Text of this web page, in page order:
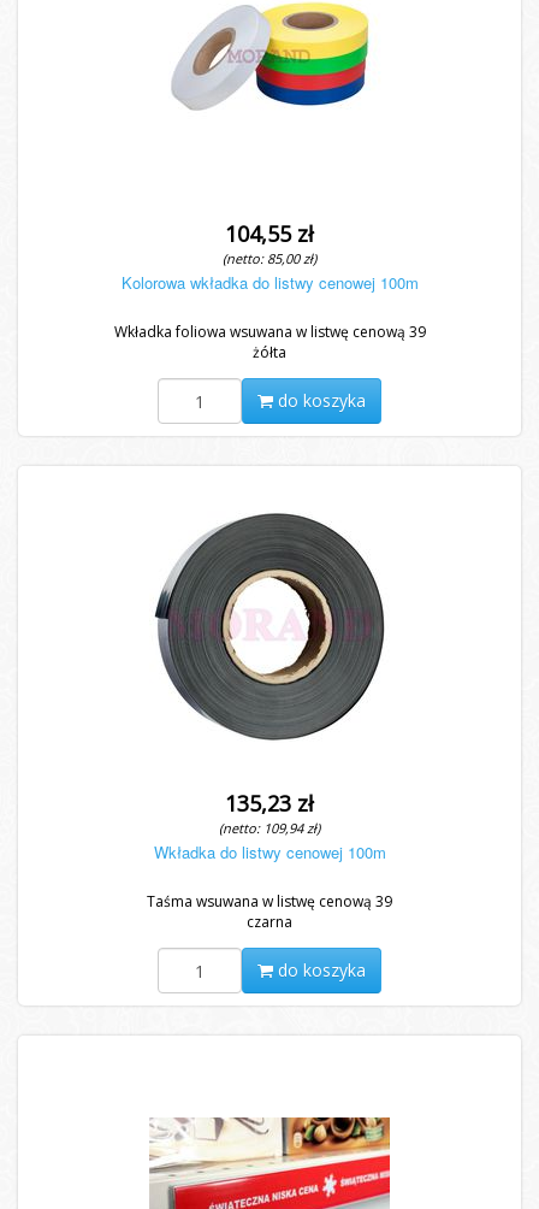
104,55 zł
(netto: 85,00 zł)
Kolorowa wkładka do listwy cenowej 100m
Wkładka foliowa wsuwana w listwę cenową 39
żółta
do koszyka
135,23 zł
(netto: 109,94 zł)
Wkładka do listwy cenowej 100m
Taśma wsuwana w listwę cenową 39
czarna
do koszyka